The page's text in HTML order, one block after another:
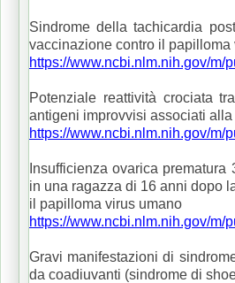
Sindrome della tachicardia
vaccinazione contro il papilloma
https://www.ncbi.nlm.nih.gov/m/
Potenziale reattività crociata
antigeni improvvisi associati alla
https://www.ncbi.nlm.nih.gov/m/
Insufficienza ovarica prematura
in una ragazza di 16 anni dopo
il papilloma virus umano
https://www.ncbi.nlm.nih.gov/m/
Gravi manifestazioni di
da coadiuvanti (sindrome di